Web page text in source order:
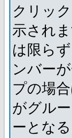
クリッ
示され
は限ら
ンバー
プの場
がグル
ーとな